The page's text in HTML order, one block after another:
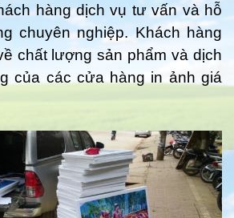
hàng dịch vụ tư vấn và hỗ
chuyên nghiệp. Khách hàng
chất lượng sản phẩm và dịch
của các cửa hàng in ảnh giá